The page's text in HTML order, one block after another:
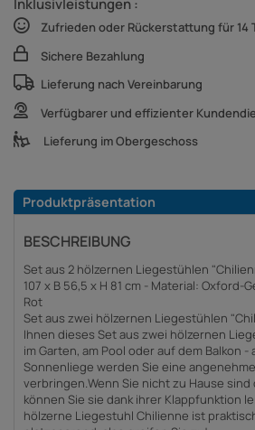
Inklusivleistungen :
Zufrieden oder Rückerstattung für 14
Sichere Bezahlung
Lieferung nach Vereinbarung
Verfügbarer und effizienter
Lieferung im Obergeschoss
Produktpräsentation
BESCHREIBUNG
Set aus 2 hölzernen Liegestühlen
107 x B 56,5 x H 81 cm - Material: Oxford-
Rot
Set aus zwei hölzernen Liegestühlen
Ihnen dieses Set aus zwei hölzernen
im Garten, am Pool oder auf dem Balkon
Sonnenliege werden Sie eine
verbringen.Wenn Sie nicht zu Hause sind
können Sie sie dank ihrer Klappfunktion
hölzerne Liegestuhl Chilienne ist